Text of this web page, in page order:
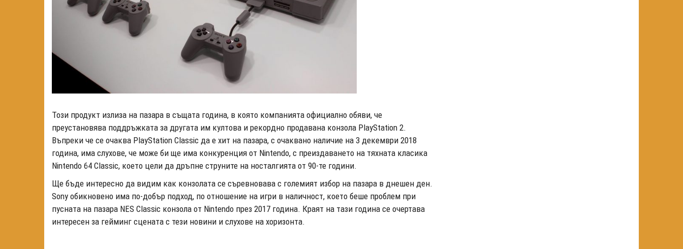
Този продукт излиза на пазара в същата година, в която компанията официално обяви, че
преустановява поддръжката за другата им култова и рекордно продавана конзола PlayStation 2.
Въпреки че се очаква PlayStation Classic да е хит на пазара, с очаквано наличие на 3 декември 2018
година, има слухове, че може би ще има конкуренция от Nintendo, с преиздаването на тяхната класика
Nintendo 64 Classic, което цели да дръпне струните на носталгията от 90-те години.
Ще бъде интересно да видим как конзолата се съревновава с големият избор на пазара в днешен ден.
Sony обикновено има по-добър подход, по отношение на игри в наличност, което беше проблем при
пусната на пазара NES Classic конзола от Nintendo през 2017 година. Краят на тази година се очертава
интересен за гейминг сцената с тези новини и слухове на хоризонта.